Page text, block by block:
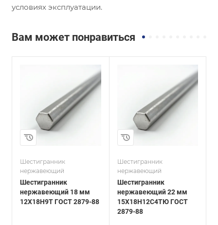
условиях эксплуатации.
Вам может понравиться
Шестигранник
нержавеющий
Шестигранник
нержавеющий 18 мм
12Х18Н9Т ГОСТ 2879-88
Сплав / Марка стали
15Х18Н12С4ТЮ
ГОСТ, ТУ
ГОСТ 2879-88
Технология
изготовления
22
Шестигранник
нержавеющий
Шестигранник
нержавеющий 22 мм
15Х18Н12С4ТЮ ГОСТ
2879-88
Сплав / Марка стали
ГОСТ, ТУ
ASTM A276
Технология
изготовления
48